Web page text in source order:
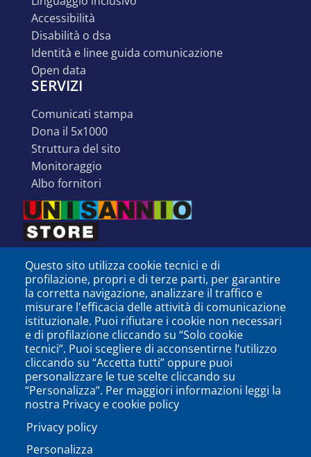
accessibilità
disabilità o dsa
identità e linee guida comunicazione
open data
SERVIZI
comunicati stampa
dona il 5x1000
struttura del sito
monitoraggio
albo fornitori
SEGUICI SU
Questo sito utilizza cookie tecnici e di
profilazione, propri e di terze parti, per garantire
la corretta navigazione, analizzare il traffico e
misurare l'efficacia delle attività di comunicazione
istituzionale. Puoi rifiutare i cookie non necessari
e di profilazione cliccando su “Solo cookie
tecnici”. Puoi scegliere di acconsentirne l’utilizzo
cliccando su “Accetta tutti” oppure puoi
personalizzare le tue scelte cliccando su
“Personalizza”. Per maggiori informazioni leggi la
nostra Privacy e cookie policy
Privacy policy
Personalizza